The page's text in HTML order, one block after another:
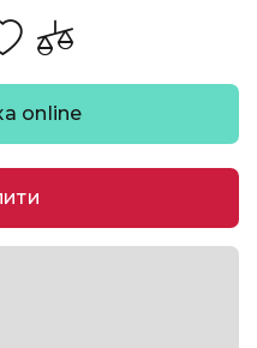
online